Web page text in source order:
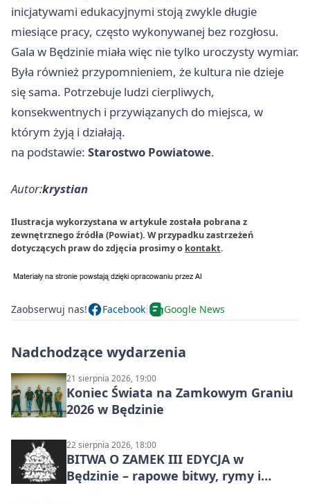
inicjatywami edukacyjnymi stoją zwykle długie
miesiące pracy, często wykonywanej bez rozgłosu.
Gala w Będzinie miała więc nie tylko uroczysty wymiar.
Była również przypomnieniem, że kultura nie dzieje
się sama. Potrzebuje ludzi cierpliwych,
konsekwentnych i przywiązanych do miejsca, w
którym żyją i działają.
na podstawie: Starostwo Powiatowe.
Autor:krystian
Ilustracja wykorzystana w artykule została pobrana z
zewnętrznego źródła (Powiat). W przypadku zastrzeżeń
dotyczących praw do zdjęcia prosimy o kontakt.
Zaobserwuj nas! Facebook Google News
Nadchodzące wydarzenia
21 sierpnia 2026, 19:00
Koniec Świata na Zamkowym Graniu
2026 w Będzinie
22 sierpnia 2026, 18:00
BITWA O ZAMEK III EDYCJA w
Będzinie – rapowe bitwy, rymy i